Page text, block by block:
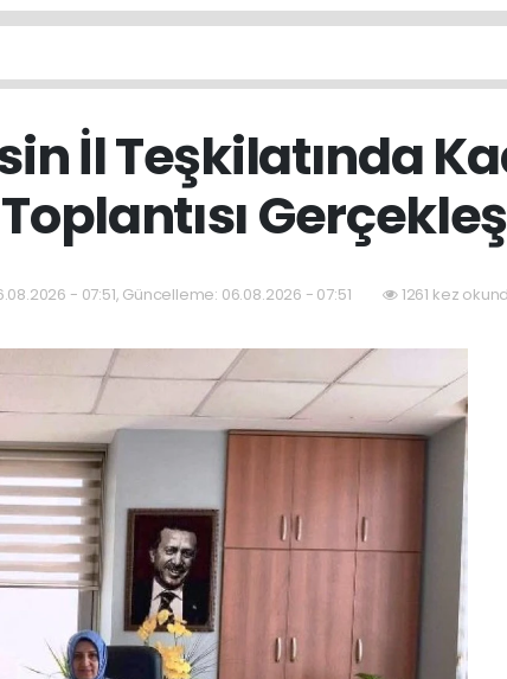
İl Teşkilatında
- 07:51, Güncelleme: 06.08.2026 - 07:51 1261 kez